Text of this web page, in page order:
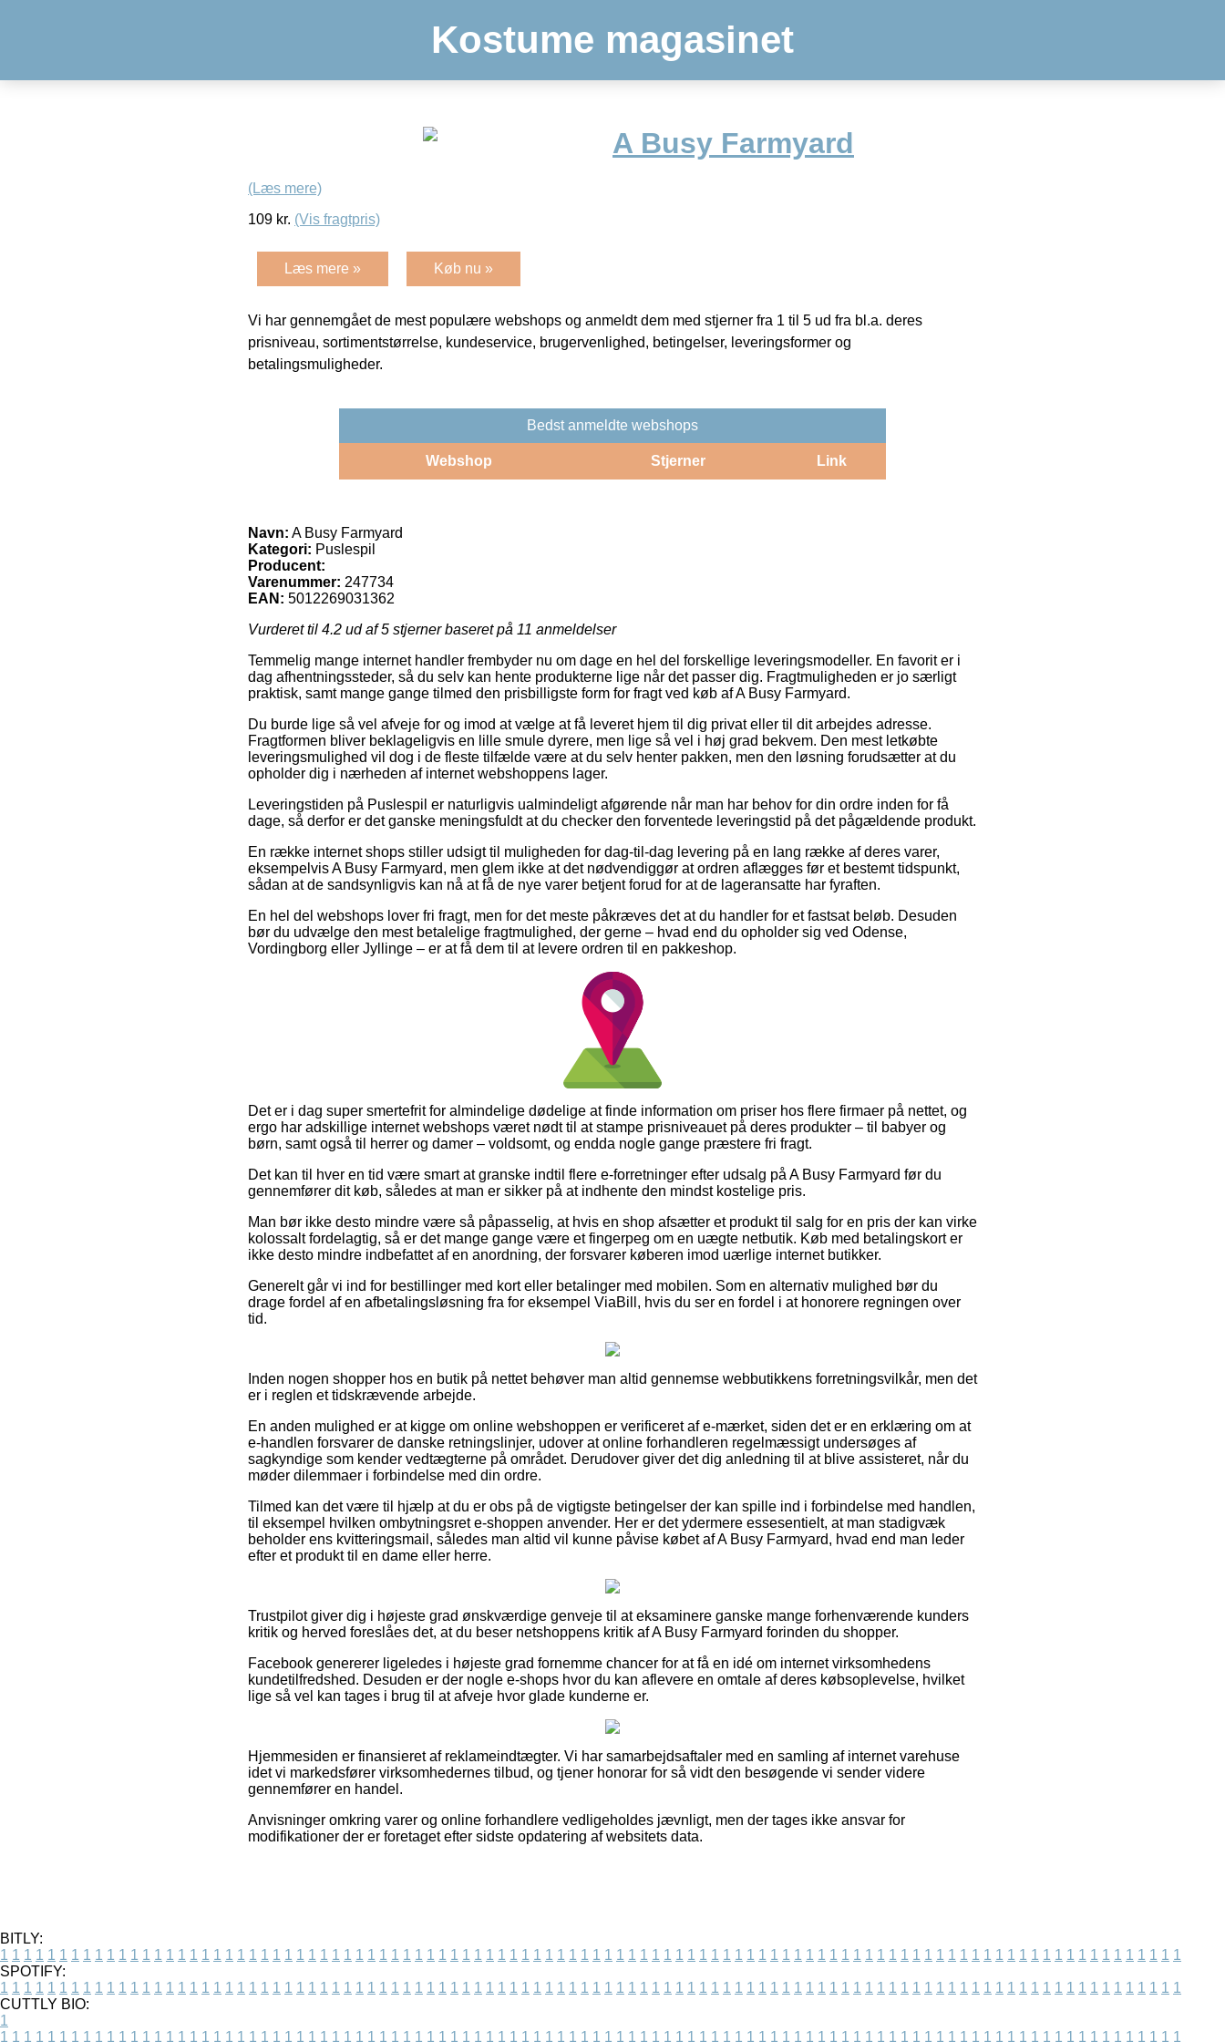
Kostume magasinet
A Busy Farmyard
(Læs mere)
109 kr. (Vis fragtpris)
Læs mere » Køb nu »
Vi har gennemgået de mest populære webshops og anmeldt dem med stjerner fra 1 til 5 ud fra bl.a. deres
prisniveau, sortimentstørrelse, kundeservice, brugervenlighed, betingelser, leveringsformer og
betalingsmuligheder.
Bedst anmeldte webshops
Webshop Stjerner Link
Navn: A Busy Farmyard
Kategori: Puslespil
Producent:
Varenummer: 247734
EAN: 5012269031362
Vurderet til 4.2 ud af 5 stjerner baseret på 11 anmeldelser
Temmelig mange internet handler frembyder nu om dage en hel del forskellige leveringsmodeller. En favorit er i
dag afhentningssteder, så du selv kan hente produkterne lige når det passer dig. Fragtmuligheden er jo særligt
praktisk, samt mange gange tilmed den prisbilligste form for fragt ved køb af A Busy Farmyard.
Du burde lige så vel afveje for og imod at vælge at få leveret hjem til dig privat eller til dit arbejdes adresse.
Fragtformen bliver beklageligvis en lille smule dyrere, men lige så vel i høj grad bekvem. Den mest letkøbte
leveringsmulighed vil dog i de fleste tilfælde være at du selv henter pakken, men den løsning forudsætter at du
opholder dig i nærheden af internet webshoppens lager.
Leveringstiden på Puslespil er naturligvis ualmindeligt afgørende når man har behov for din ordre inden for få
dage, så derfor er det ganske meningsfuldt at du checker den forventede leveringstid på det pågældende produkt.
En række internet shops stiller udsigt til muligheden for dag-til-dag levering på en lang række af deres varer,
eksempelvis A Busy Farmyard, men glem ikke at det nødvendiggør at ordren aflægges før et bestemt tidspunkt,
sådan at de sandsynligvis kan nå at få de nye varer betjent forud for at de lageransatte har fyraften.
En hel del webshops lover fri fragt, men for det meste påkræves det at du handler for et fastsat beløb. Desuden
bør du udvælge den mest betalelige fragtmulighed, der gerne – hvad end du opholder sig ved Odense,
Vordingborg eller Jyllinge – er at få dem til at levere ordren til en pakkeshop.
Det er i dag super smertefrit for almindelige dødelige at finde information om priser hos flere firmaer på nettet, og
ergo har adskillige internet webshops været nødt til at stampe prisniveauet på deres produkter – til babyer og
børn, samt også til herrer og damer – voldsomt, og endda nogle gange præstere fri fragt.
Det kan til hver en tid være smart at granske indtil flere e-forretninger efter udsalg på A Busy Farmyard før du
gennemfører dit køb, således at man er sikker på at indhente den mindst kostelige pris.
Man bør ikke desto mindre være så påpasselig, at hvis en shop afsætter et produkt til salg for en pris der kan virke
kolossalt fordelagtig, så er det mange gange være et fingerpeg om en uægte netbutik. Køb med betalingskort er
ikke desto mindre indbefattet af en anordning, der forsvarer køberen imod uærlige internet butikker.
Generelt går vi ind for bestillinger med kort eller betalinger med mobilen. Som en alternativ mulighed bør du
drage fordel af en afbetalingsløsning fra for eksempel ViaBill, hvis du ser en fordel i at honorere regningen over
tid.
Inden nogen shopper hos en butik på nettet behøver man altid gennemse webbutikkens forretningsvilkår, men det
er i reglen et tidskrævende arbejde.
En anden mulighed er at kigge om online webshoppen er verificeret af e-mærket, siden det er en erklæring om at
e-handlen forsvarer de danske retningslinjer, udover at online forhandleren regelmæssigt undersøges af
sagkyndige som kender vedtægterne på området. Derudover giver det dig anledning til at blive assisteret, når du
møder dilemmaer i forbindelse med din ordre.
Tilmed kan det være til hjælp at du er obs på de vigtigste betingelser der kan spille ind i forbindelse med handlen,
til eksempel hvilken ombytningsret e-shoppen anvender. Her er det ydermere essesentielt, at man stadigvæk
beholder ens kvitteringsmail, således man altid vil kunne påvise købet af A Busy Farmyard, hvad end man leder
efter et produkt til en dame eller herre.
Trustpilot giver dig i højeste grad ønskværdige genveje til at eksaminere ganske mange forhenværende kunders
kritik og herved foreslåes det, at du beser netshoppens kritik af A Busy Farmyard forinden du shopper.
Facebook genererer ligeledes i højeste grad fornemme chancer for at få en idé om internet virksomhedens
kundetilfredshed. Desuden er der nogle e-shops hvor du kan aflevere en omtale af deres købsoplevelse, hvilket
lige så vel kan tages i brug til at afveje hvor glade kunderne er.
Hjemmesiden er finansieret af reklameindtægter. Vi har samarbejdsaftaler med en samling af internet varehuse
idet vi markedsfører virksomhedernes tilbud, og tjener honorar for så vidt den besøgende vi sender videre
gennemfører en handel.
Anvisninger omkring varer og online forhandlere vedligeholdes jævnligt, men der tages ikke ansvar for
modifikationer der er foretaget efter sidste opdatering af websitets data.
BITLY:
1 1 1 1 1 1 1 1 1 1 1 1 1 1 1 1 1 1 1 1 1 1 1 1 1 1 1 1 1 1 1 1 1 1 1 1 1 1 1 1 1 1 1 1 1 1 1 1 1 1 1 1 1 1 1 1 1 1 1 1 1 1 1 1 1 1 1 1 1 1 1 1 1 1 1 1 1 1 1 1 1 1 1 1 1 1 1 1 1 1 1 1 1 1 1 1 1 1 1 1
SPOTIFY:
1 1 1 1 1 1 1 1 1 1 1 1 1 1 1 1 1 1 1 1 1 1 1 1 1 1 1 1 1 1 1 1 1 1 1 1 1 1 1 1 1 1 1 1 1 1 1 1 1 1 1 1 1 1 1 1 1 1 1 1 1 1 1 1 1 1 1 1 1 1 1 1 1 1 1 1 1 1 1 1 1 1 1 1 1 1 1 1 1 1 1 1 1 1 1 1 1 1 1 1
CUTTLY BIO:
1
1 1 1 1 1 1 1 1 1 1 1 1 1 1 1 1 1 1 1 1 1 1 1 1 1 1 1 1 1 1 1 1 1 1 1 1 1 1 1 1 1 1 1 1 1 1 1 1 1 1 1 1 1 1 1 1 1 1 1 1 1 1 1 1 1 1 1 1 1 1 1 1 1 1 1 1 1 1 1 1 1 1 1 1 1 1 1 1 1 1 1 1 1 1 1 1 1 1 1 1